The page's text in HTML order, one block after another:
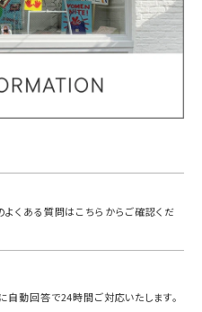
くある質問はこちらからご確認くだ
自動回答で24時間ご対応いたします。